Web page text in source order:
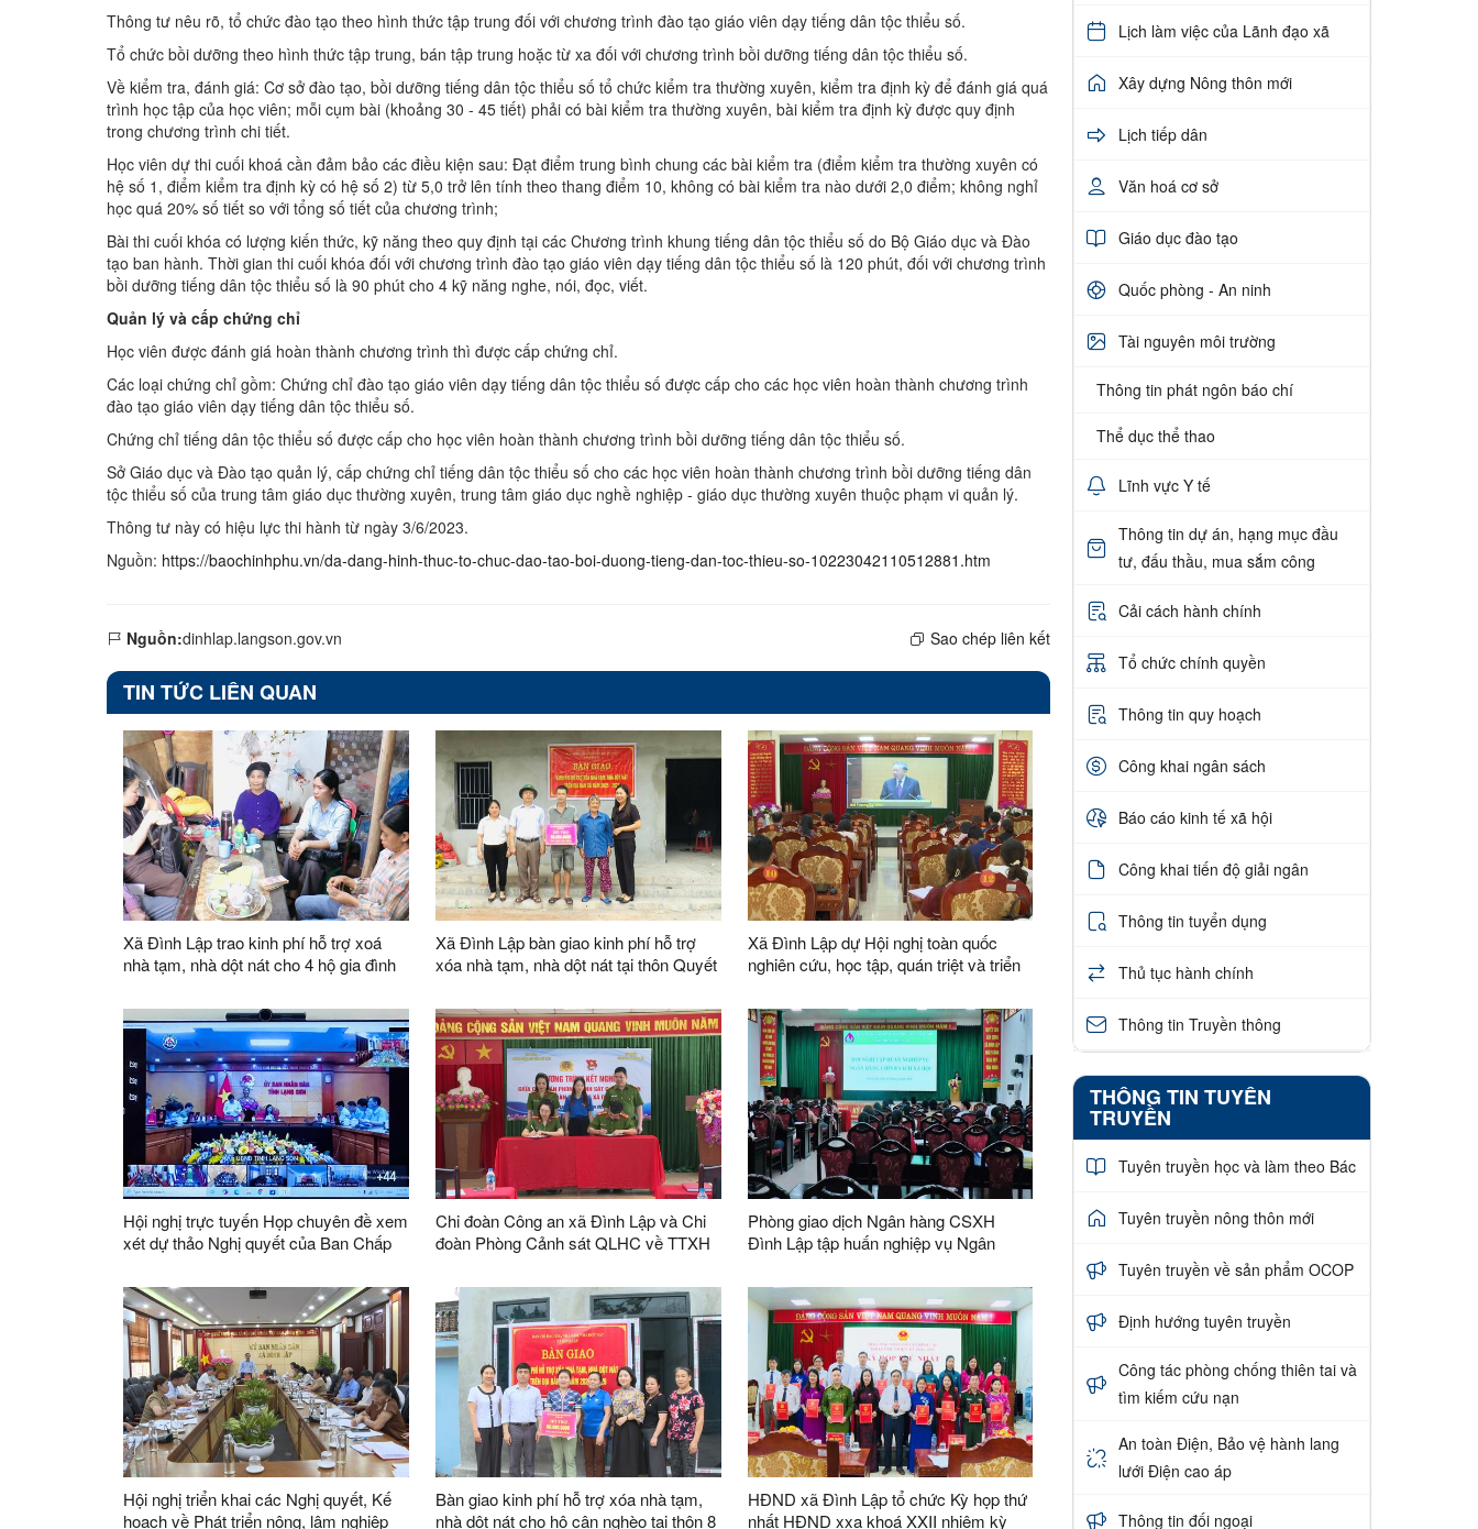
Thông tư nêu rõ, tổ chức đào tạo theo hình thức tập trung đối với chương trình đào tạo giáo viên dạy tiếng dân tộc thiểu số.
Tổ chức bồi dưỡng theo hình thức tập trung, bán tập trung hoặc từ xa đối với chương trình bồi dưỡng tiếng dân tộc thiểu số.
Về kiểm tra, đánh giá: Cơ sở đào tạo, bồi dưỡng tiếng dân tộc thiểu số tổ chức kiểm tra thường xuyên, kiểm tra định kỳ để đánh giá quá
trình học tập của học viên; mỗi cụm bài (khoảng 30 - 45 tiết) phải có bài kiểm tra thường xuyên, bài kiểm tra định kỳ được quy định
trong chương trình chi tiết.
Học viên dự thi cuối khoá cần đảm bảo các điều kiện sau: Đạt điểm trung bình chung các bài kiểm tra (điểm kiểm tra thường xuyên có
hệ số 1, điểm kiểm tra định kỳ có hệ số 2) từ 5,0 trở lên tính theo thang điểm 10, không có bài kiểm tra nào dưới 2,0 điểm; không nghỉ
học quá 20% số tiết so với tổng số tiết của chương trình;
Bài thi cuối khóa có lượng kiến thức, kỹ năng theo quy định tại các Chương trình khung tiếng dân tộc thiểu số do Bộ Giáo dục và Đào
tạo ban hành. Thời gian thi cuối khóa đối với chương trình đào tạo giáo viên dạy tiếng dân tộc thiểu số là 120 phút, đối với chương trình
bồi dưỡng tiếng dân tộc thiểu số là 90 phút cho 4 kỹ năng nghe, nói, đọc, viết.
Quản lý và cấp chứng chỉ
Học viên được đánh giá hoàn thành chương trình thì được cấp chứng chỉ.
Các loại chứng chỉ gồm: Chứng chỉ đào tạo giáo viên dạy tiếng dân tộc thiểu số được cấp cho các học viên hoàn thành chương trình
đào tạo giáo viên dạy tiếng dân tộc thiểu số.
Chứng chỉ tiếng dân tộc thiểu số được cấp cho học viên hoàn thành chương trình bồi dưỡng tiếng dân tộc thiểu số.
Sở Giáo dục và Đào tạo quản lý, cấp chứng chỉ tiếng dân tộc thiểu số cho các học viên hoàn thành chương trình bồi dưỡng tiếng dân
tộc thiểu số của trung tâm giáo dục thường xuyên, trung tâm giáo dục nghề nghiệp - giáo dục thường xuyên thuộc phạm vi quản lý.
Thông tư này có hiệu lực thi hành từ ngày 3/6/2023.
Nguồn: https://baochinhphu.vn/da-dang-hinh-thuc-to-chuc-dao-tao-boi-duong-tieng-dan-toc-thieu-so-10223042110512881.htm
Nguồn:dinhlap.langson.gov.vn Sao chép liên kết
TIN TỨC LIÊN QUAN
Xã Đình Lập trao kinh phí hỗ trợ xoá
nhà tạm, nhà dột nát cho 4 hộ gia đình
Xã Đình Lập bàn giao kinh phí hỗ trợ
xóa nhà tạm, nhà dột nát tại thôn Quyết
Xã Đình Lập dự Hội nghị toàn quốc
nghiên cứu, học tập, quán triệt và triển
thứ hai Ban Chấp hành Trung ương
Đảng khóa XIV
Hội nghị trực tuyến Họp chuyên đề xem
xét dự thảo Nghị quyết của Ban Chấp
Chi đoàn Công an xã Đình Lập và Chi
đoàn Phòng Cảnh sát QLHC về TTXH
2026–2030
Phòng giao dịch Ngân hàng CSXH
Đình Lập tập huấn nghiệp vụ Ngân
Đình Lập
Hội nghị triển khai các Nghị quyết, Kế
hoạch về Phát triển nông, lâm nghiệp
Bàn giao kinh phí hỗ trợ xóa nhà tạm,
nhà dột nát cho hộ cận nghèo tại thôn 8
HĐND xã Đình Lập tổ chức Kỳ họp thứ
nhất HĐND xxa khoá XXII nhiệm kỳ
Lịch làm việc của Lãnh đạo xã
Xây dựng Nông thôn mới
Lịch tiếp dân
Văn hoá cơ sở
Giáo dục đào tạo
Quốc phòng - An ninh
Tài nguyên môi trường
Thông tin phát ngôn báo chí
Thể dục thể thao
Lĩnh vực Y tế
Thông tin dự án, hạng mục đầu
tư, đấu thầu, mua sắm công
Cải cách hành chính
Tổ chức chính quyền
Thông tin quy hoạch
Công khai ngân sách
Báo cáo kinh tế xã hội
Công khai tiến độ giải ngân
Thông tin tuyển dụng
Thủ tục hành chính
Thông tin Truyền thông
THÔNG TIN TUYÊN
TRUYỀN
Tuyên truyền học và làm theo Bác
Tuyên truyền nông thôn mới
Tuyên truyền về sản phẩm OCOP
Định hướng tuyên truyền
Công tác phòng chống thiên tai và
tìm kiếm cứu nạn
An toàn Điện, Bảo vệ hành lang
lưới Điện cao áp
Thông tin đối ngoại